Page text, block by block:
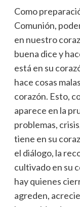
Como
Comunión,
en nuestro
buena dice y
está en su
hace cosas
corazón. Esto,
aparece en la
problemas,
tiene en su
el diálogo, la
cultivado en su
hay quienes
agreden,